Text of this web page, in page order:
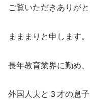
ご覧いただきありがと
まままりと申します。
長年教育業界に勤め、
外国人夫と３才の息